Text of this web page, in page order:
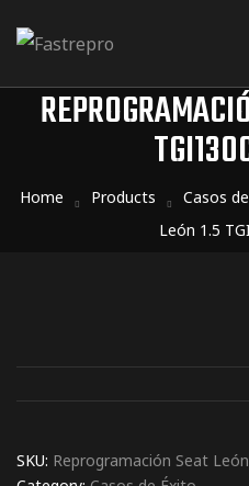
Home Products Casos
León 1.5
SKU: Reprogramación Seat